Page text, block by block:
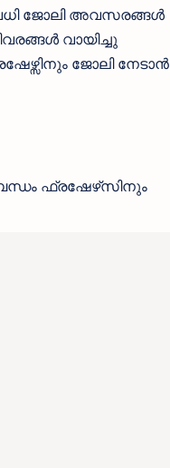
ജോലി അവസരങ്ങൾ
വായിച്ചു
ജോലി നേടാൻ
ഫ്രഷേഴ്‌സിനും